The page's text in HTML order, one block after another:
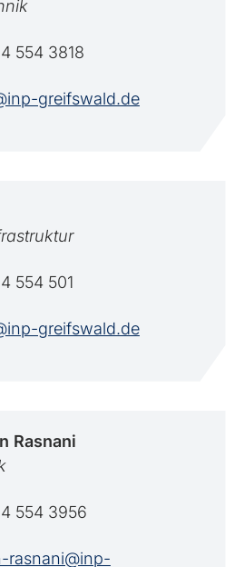
554 3818
greifswald.de
554 501
greifswald.de
Rasnani
554 3956
rasnani@inp-